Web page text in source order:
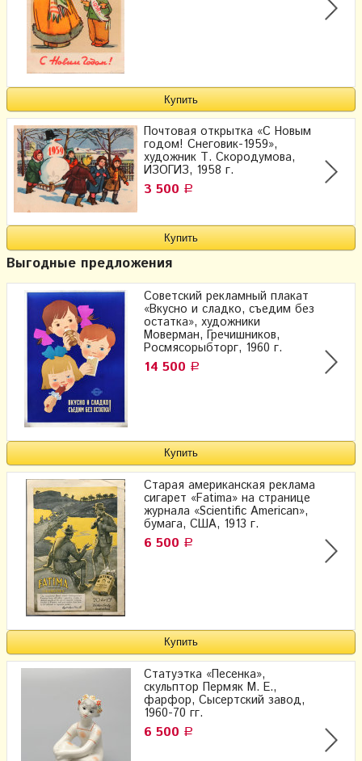
Почтовая открытка «С Новым
годом! Снеговик-1959»,
художник Т. Скородумова,
ИЗОГИЗ, 1958 г.
3 500 Р
Выгодные предложения
Советский рекламный плакат
«Вкусно и сладко, съедим без
остатка», художники
Моверман, Гречишников,
Росмясорыбторг, 1960 г.
14 500 Р
Старая американская реклама
сигарет «Fatima» на странице
журнала «Scientific American»,
бумага, США, 1913 г.
6 500 Р
Статуэтка «Песенка»,
скульптор Пермяк М. Е.,
фарфор, Сысертский завод,
1960-70 гг.
6 500 Р